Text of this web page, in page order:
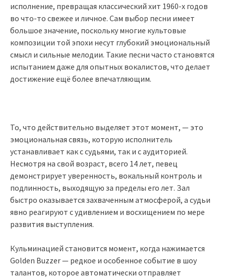
исполнение, превращая классический хит 1960-х годов
во что-то свежее и личное. Сам выбор песни имеет
большое значение, поскольку многие культовые
композиции той эпохи несут глубокий эмоциональный
смысл и сильные мелодии. Такие песни часто становятся
испытанием даже для опытных вокалистов, что делает
достижение ещё более впечатляющим.
То, что действительно выделяет этот момент, — это
эмоциональная связь, которую исполнитель
устанавливает как с судьями, так и с аудиторией.
Несмотря на свой возраст, всего 14 лет, певец
демонстрирует уверенность, вокальный контроль и
подлинность, выходящую за пределы его лет. Зал
быстро оказывается захваченным атмосферой, а судьи
явно реагируют с удивлением и восхищением по мере
развития выступления.
Кульминацией становится момент, когда нажимается
Golden Buzzer — редкое и особенное событие в шоу
талантов, которое автоматически отправляет